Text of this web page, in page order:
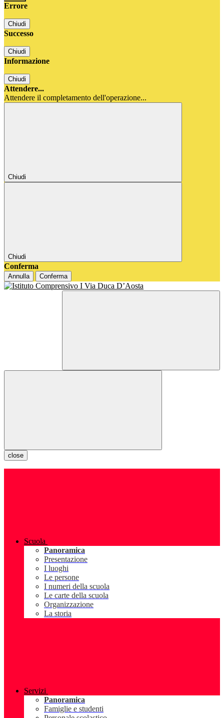
Errore
Chiudi
Successo
Chiudi
Informazione
Chiudi
Attendere...
Attendere il completamento dell'operazione...
Chiudi
Chiudi
Conferma
Annulla Conferma
close
Scuola
Panoramica
Presentazione
I luoghi
Le persone
I numeri della scuola
Le carte della scuola
Organizzazione
La storia
Servizi
Panoramica
Famiglie e studenti